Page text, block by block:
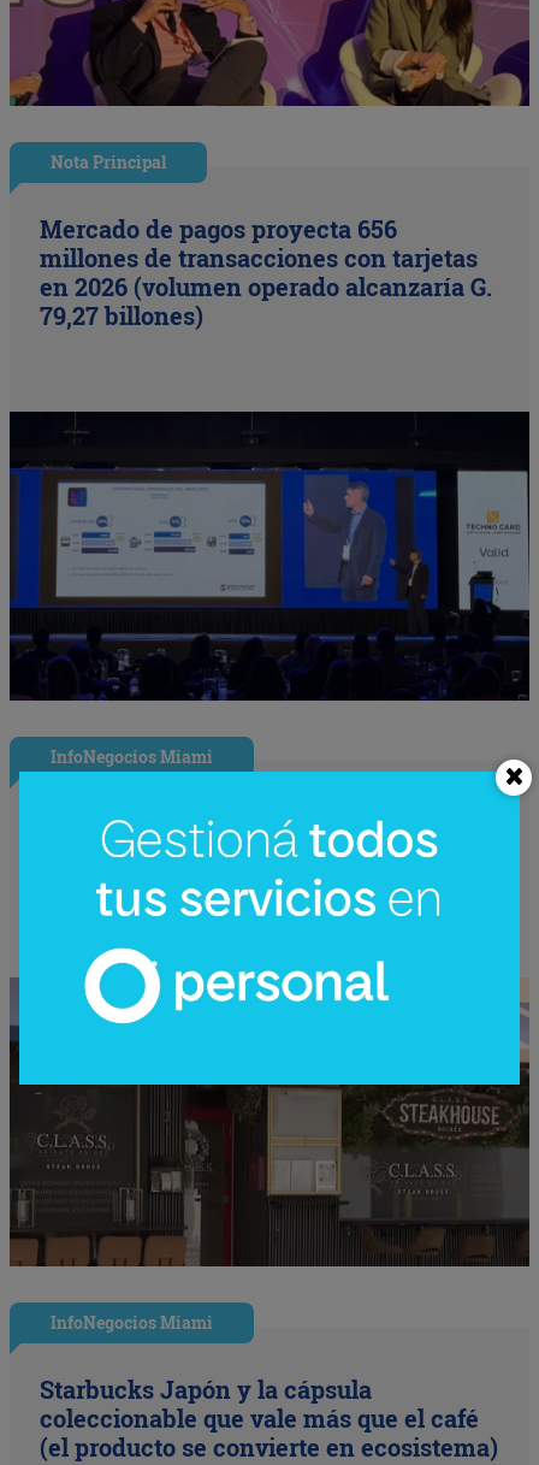
Nota Principal
Mercado de pagos proyecta 656
millones de transacciones con tarjetas
en 2026 (volumen operado alcanzaría G.
79,27 billones)
InfoNegocios Miami
Nude Dining: Miami redefine el lujo
gastronómico con la cena (nudista) más
disruptiva del año
InfoNegocios Miami
Starbucks Japón y la cápsula
coleccionable que vale más que el café
(el producto se convierte en ecosistema)